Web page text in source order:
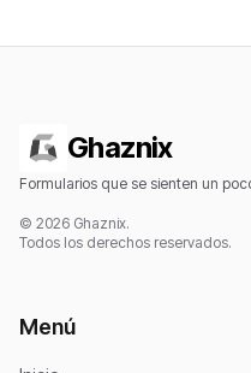
Ghaznix
Formularios que se sienten un
© 2026 Ghaznix.
Todos los derechos reservados.
Menú